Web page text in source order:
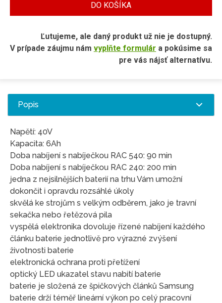
DO KOŠÍKA
Ľutujeme, ale daný produkt už nie je dostupný.
V prípade záujmu nám vyplňte formulár a pokúsime sa
pre vás nájsť alternatívu.
Popis
Napětí: 40V
Kapacita: 6Ah
Doba nabíjení s nabíječkou RAC 540: 90 min
Doba nabíjení s nabíječkou RAC 240: 200 min
jedna z nejsilnějších baterií na trhu Vám umožní
dokončit i opravdu rozsáhlé úkoly
skvělá ke strojům s velkým odběrem, jako je travní
sekačka nebo řetězová pila
vyspělá elektronika dovoluje řízené nabíjení každého
článku baterie jednotlivě pro výrazné zvýšení
životnosti baterie
elektronická ochrana proti přetížení
optický LED ukazatel stavu nabití baterie
baterie je složená ze špičkových článků Samsung
baterie drží téměř lineární výkon po celý pracovní